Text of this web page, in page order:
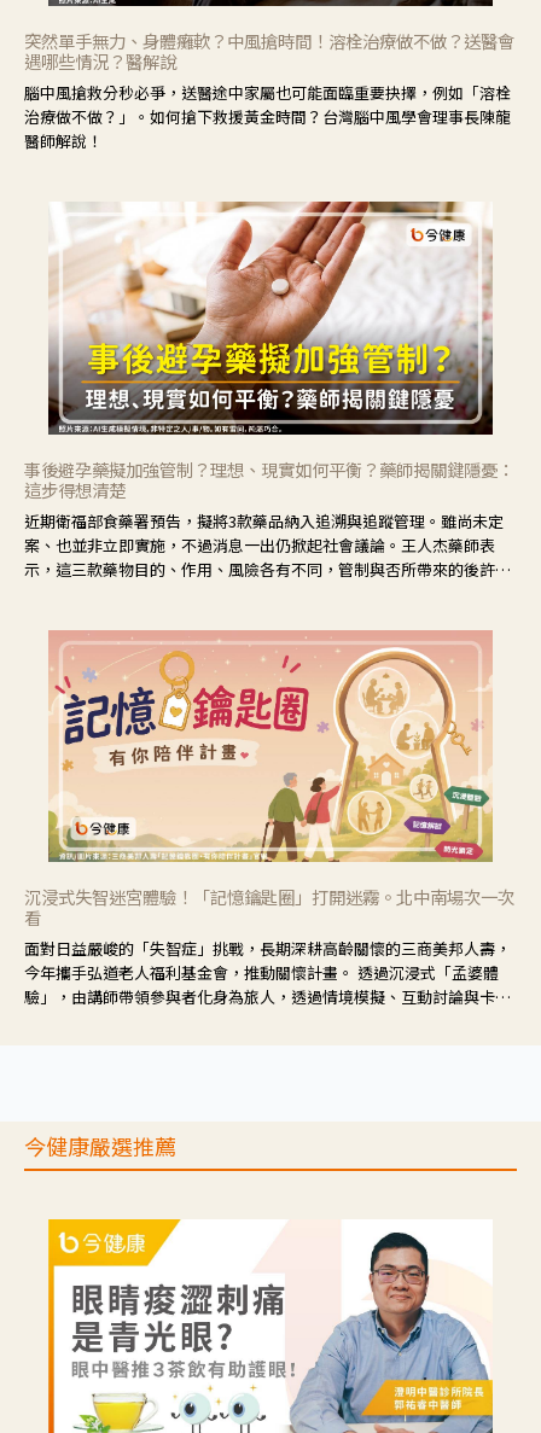
突然單手無力、身體癱軟？中風搶時間！溶栓治療做不做？送醫會
遇哪些情況？醫解說
腦中風搶救分秒必爭，送醫途中家屬也可能面臨重要抉擇，例如「溶栓
治療做不做？」。如何搶下救援黃金時間？台灣腦中風學會理事長陳龍
醫師解說！
事後避孕藥擬加強管制？理想、現實如何平衡？藥師揭關鍵隱憂：
這步得想清楚
近期衛福部食藥署預告，擬將3款藥品納入追溯與追蹤管理。雖尚未定
案、也並非立即實施，不過消息一出仍掀起社會議論。王人杰藥師表
示，這三款藥物目的、作用、風險各有不同，管制與否所帶來的後許影
沉浸式失智迷宮體驗！「記憶鑰匙圈」打開迷霧。北中南場次一次
看
面對日益嚴峻的「失智症」挑戰，長期深耕高齡關懷的三商美邦人壽，
今年攜手弘道老人福利基金會，推動關懷計畫。 透過沉浸式「孟婆體
驗」，由講師帶領參與者化身為旅人，透過情境模擬、互動討論與卡牌
今健康嚴選推薦